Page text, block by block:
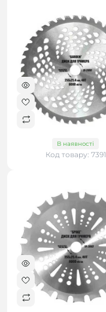
В наявності
Код товару: 7391